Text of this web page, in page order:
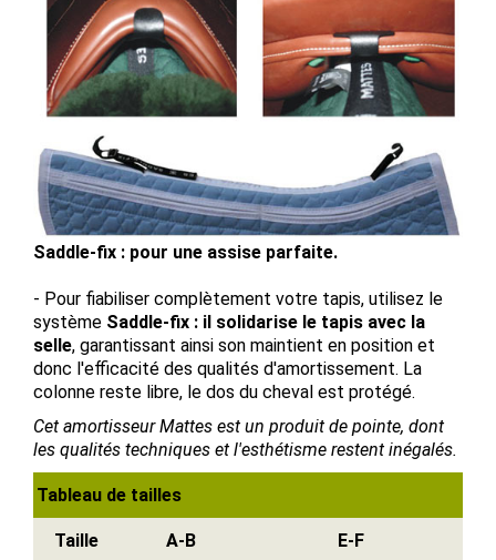
Saddle-fix : pour une assise parfaite.
- Pour fiabiliser complètement votre tapis, utilisez le
système Saddle-fix : il solidarise le tapis avec la
selle, garantissant ainsi son maintient en position et
donc l'efficacité des qualités d'amortissement. La
colonne reste libre, le dos du cheval est protégé.
Cet amortisseur Mattes est un produit de pointe, dont
les qualités techniques et l'esthétisme restent inégalés.
Tableau de tailles
Taille A-B E-F